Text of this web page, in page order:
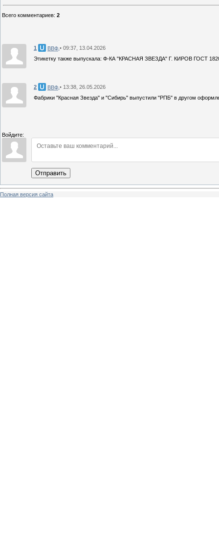
Всего комментариев: 2
1 ВВФ • 09:37, 13.04.2026
Этикетку также выпускала: Ф-КА "КРАСНАЯ ЗВЕЗДА" Г. КИРОВ ГОСТ
2 ВВФ • 13:38, 26.05.2026
Фабрики "Красная Звезда" и "Сибирь" выпустили "РПБ" в другом
Войдите:
Отправить
Полная версия сайта